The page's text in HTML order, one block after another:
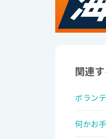
関連
ボラン
何かお